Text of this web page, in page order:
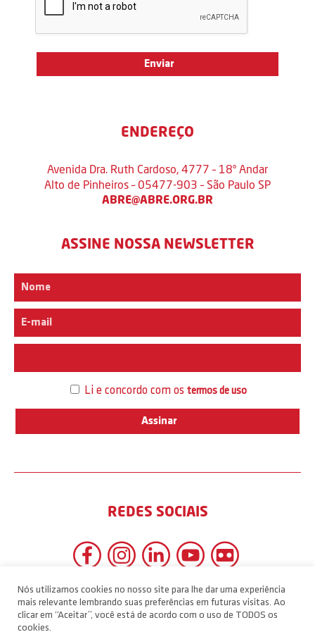
ENDEREÇO
Avenida Dra. Ruth Cardoso, 4777 – 18º Andar
Alto de Pinheiros – 05477-903 – São Paulo SP
ABRE@ABRE.ORG.BR
ASSINE NOSSA NEWSLETTER
Li e concordo com os termos de uso
REDES SOCIAIS
Nós utilizamos cookies no nosso site para lhe dar uma experiência
mais relevante lembrando suas preferências em futuras visitas. Ao
clicar em “Aceitar”, você está de acordo com o uso de TODOS os
cookies.